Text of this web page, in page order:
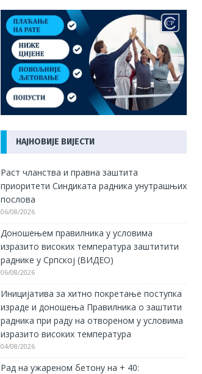
НАЈНОВИЈЕ ВИЈЕСТИ
Раст чланства и правна заштита
приоритети Синдиката радника унутрашњих
послова
06/08/2026
Доношењем правилника у условима
изразито високих температура заштитити
раднике у Српској (ВИДЕО)
06/08/2026
Иницијатива за хитно покретање поступка
израде и доношења Правилника о заштити
радника при раду на отвореном у условима
изразито високих температура
04/08/2026
Рад на ужареном бетону на + 40: